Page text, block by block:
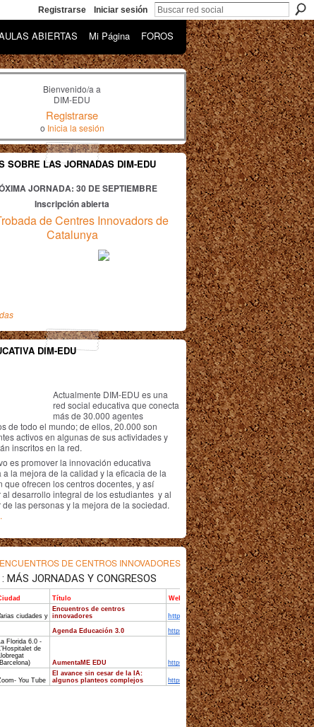
Registrarse Iniciar sesión
ABIERTAS Mi Página FOROS
Bienvenido/a a
DIM-EDU
Registrarse
o Inicia la sesión
SOBRE LAS JORNADAS DIM-EDU
JORNADA: 30 DE SEPTIEMBRE
Inscripción abierta
de Centres Innovadors de
Catalunya
DIM-EDU
Actualmente DIM-EDU es una
red social educativa que conecta
más de 30.000 agentes
de todo el mundo; de ellos, 20.000 son
activos en algunas de sus actividades y
inscritos en la red.
es promover la innovación educativa
a la mejora de la calidad y la eficacia de la
que ofrecen los centros docentes, y así
al desarrollo integral de los estudiantes y al
las personas y la mejora de la sociedad.
ENCUENTROS DE CENTROS INNOVADORES